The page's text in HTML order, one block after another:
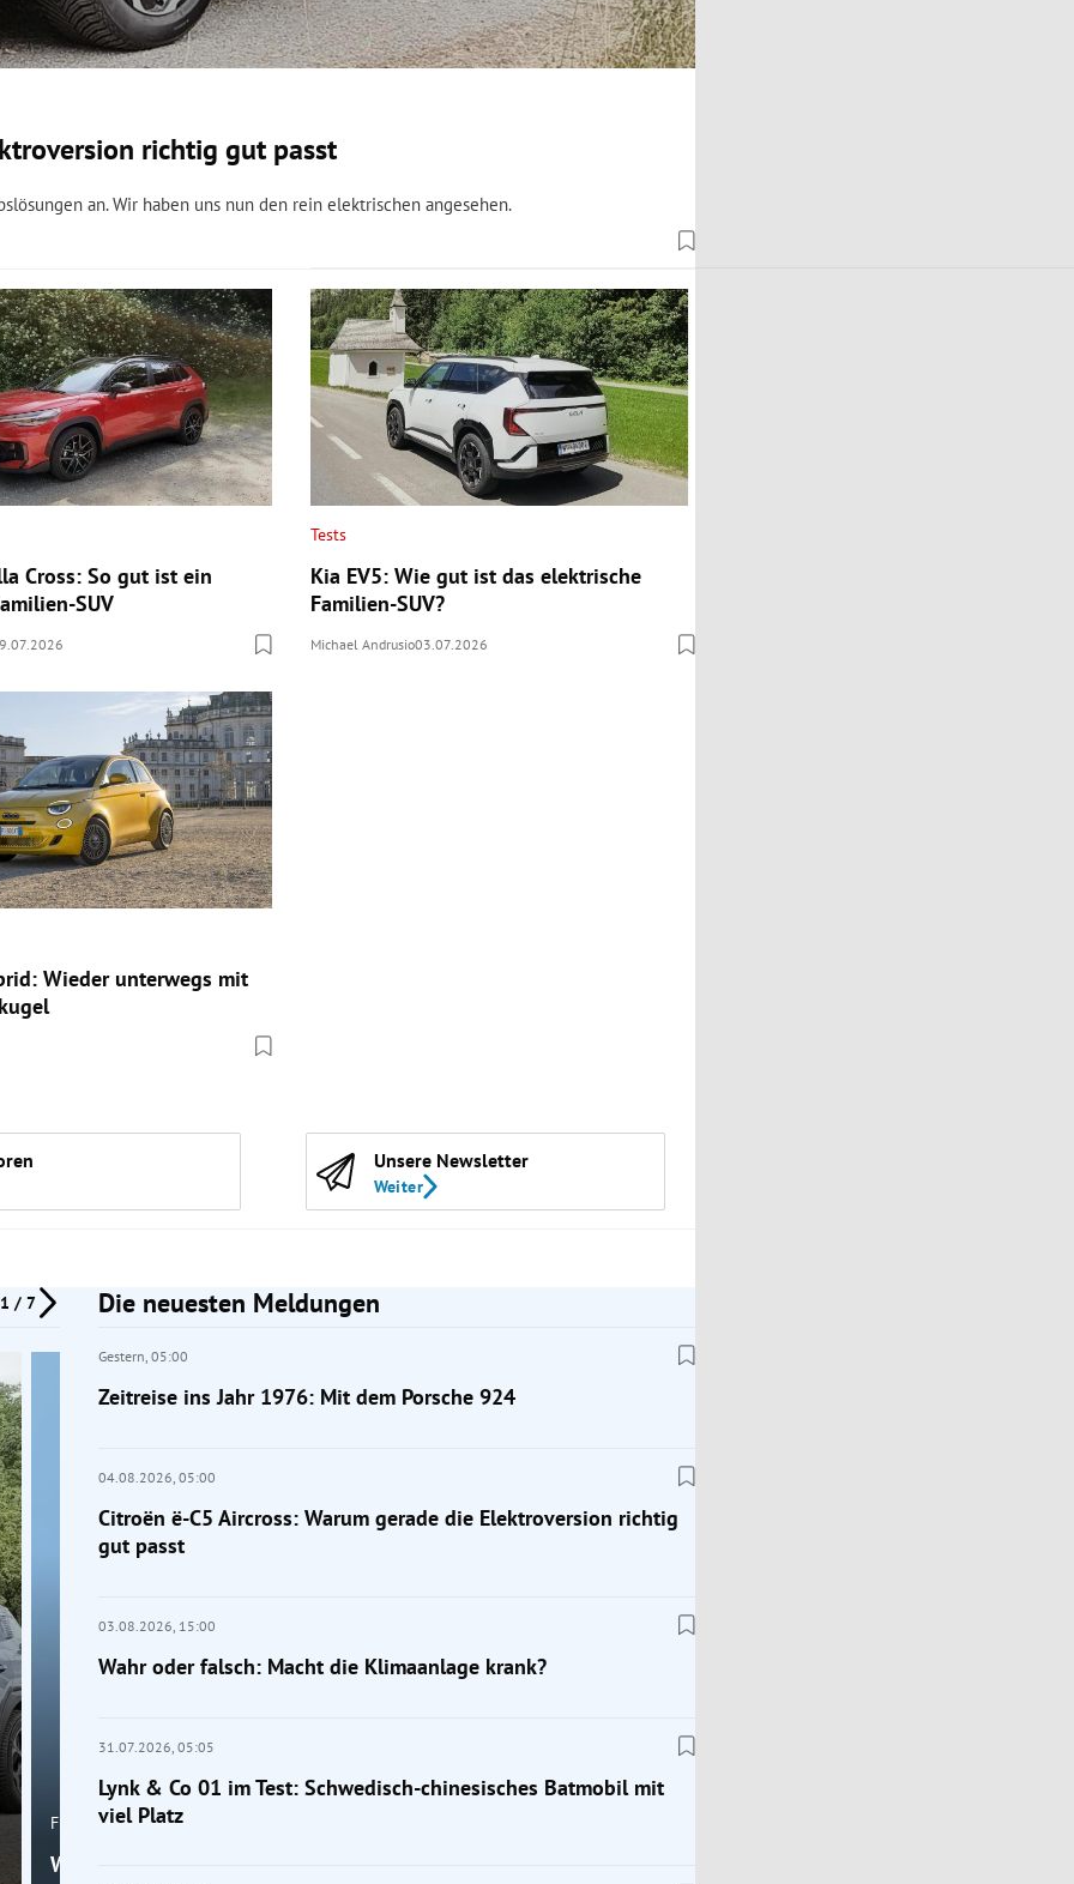
richtig gut passt
an. Wir haben uns nun den rein elektrischen angesehen.
Cross: So gut ist ein
SUV
Tests
Kia EV5: Wie gut ist das elektrische
Familien-SUV?
Michael Andrusio03.07.2026
Wieder unterwegs mit
Unsere Newsletter
Weiter
1 / 7
Frage der Mobilität
Wahr oder falsch: Macht die Klimaanlage krank?
Die neuesten Meldungen
Gestern, 05:00
Zeitreise ins Jahr 1976: Mit dem Porsche 924
04.08.2026, 05:00
Citroën ë-C5 Aircross: Warum gerade die Elektroversion richtig
gut passt
03.08.2026, 15:00
Wahr oder falsch: Macht die Klimaanlage krank?
31.07.2026, 05:05
Lynk & Co 01 im Test: Schwedisch-chinesisches Batmobil mit
viel Platz